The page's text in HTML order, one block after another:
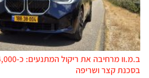
קצר ושריפה